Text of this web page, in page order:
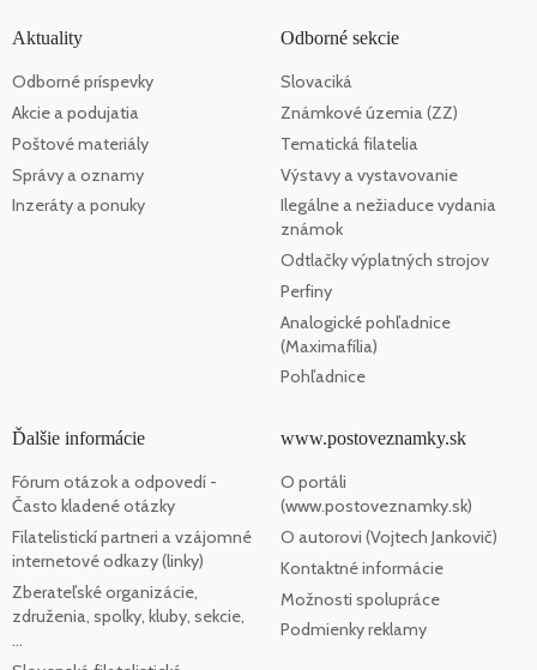
Aktuality
Odborné príspevky
Akcie a podujatia
Poštové materiály
Správy a oznamy
Inzeráty a ponuky
Odborné sekcie
Slovaciká
Známkové územia (ZZ)
Tematická filatelia
Výstavy a vystavovanie
Ilegálne a nežiaduce vydania
známok
Odtlačky výplatných strojov
Perfiny
Analogické pohľadnice
(Maximafília)
Pohľadnice
Ďalšie informácie
Fórum otázok a odpovedí -
Často kladené otázky
Filatelistickí partneri a vzájomné
internetové odkazy (linky)
Zberateľské organizácie,
združenia, spolky, kluby, sekcie,
...
www.postoveznamky.sk
O portáli
(www.postoveznamky.sk)
O autorovi (Vojtech Jankovič)
Kontaktné informácie
Možnosti spolupráce
Podmienky reklamy